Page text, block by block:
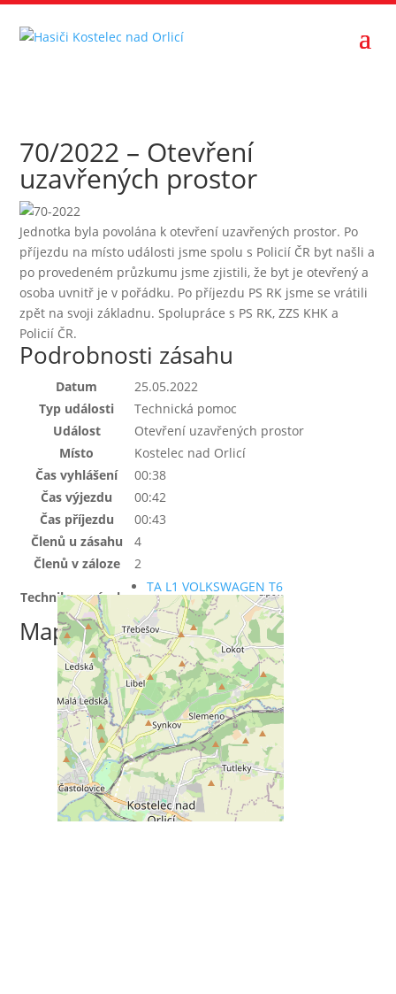
70/2022 – Otevření
uzavřených prostor
Jednotka byla povolána k otevření uzavřených prostor. Po
příjezdu na místo události jsme spolu s Policií ČR byt našli a
po provedeném průzkumu jsme zjistili, že byt je otevřený a
osoba uvnitř je v pořádku. Po příjezdu PS RK jsme se vrátili
zpět na svoji základnu. Spolupráce s PS RK, ZZS KHK a
Policií ČR.
Podrobnosti zásahu
Datum
25.05.2022
Typ události
Technická pomoc
Událost
Otevření uzavřených prostor
Místo
Kostelec nad Orlicí
Čas vyhlášení
00:38
Čas výjezdu
00:42
Čas příjezdu
00:43
Členů u zásahu
4
Členů v záloze
2
Technika u zásahu
TA L1 VOLKSWAGEN T6
Mapa